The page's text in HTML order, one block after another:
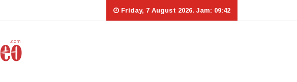
Friday, 7 August 2026. Jam: 09:42